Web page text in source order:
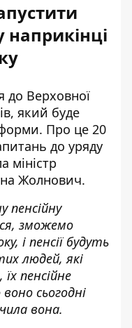
до Верховної
який буде
Про це 20
до уряду
міністр
Жолнович.
пенсійну
зможемо
і пенсії будуть
людей, які
пенсійне
сьогодні
вона.